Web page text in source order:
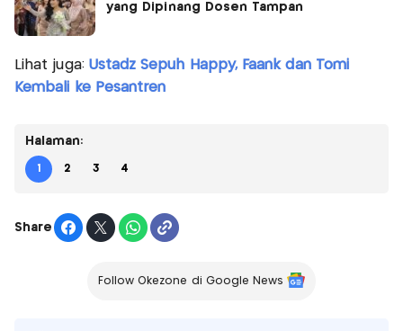
yang Dipinang Dosen Tampan
Lihat juga: Ustadz Sepuh Happy, Faank dan Tomi
Kembali ke Pesantren
Halaman:
1 2 3 4
Share
Follow Okezone di Google News